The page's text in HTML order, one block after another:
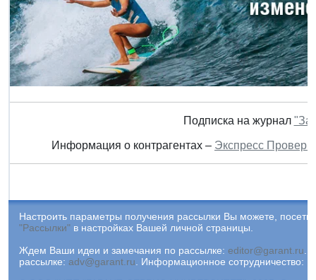
Подписка на журнал
Информация о контрагентах – Экспресс
Настроить параметры получения рассылки Вы можете,
"Рассылки" в настройках Вашей личной страницы.
Ждем Ваши идеи и замечания по рассылке: editor@garant.ru
рассылке: adv@garant.ru Информационное сотрудничество: